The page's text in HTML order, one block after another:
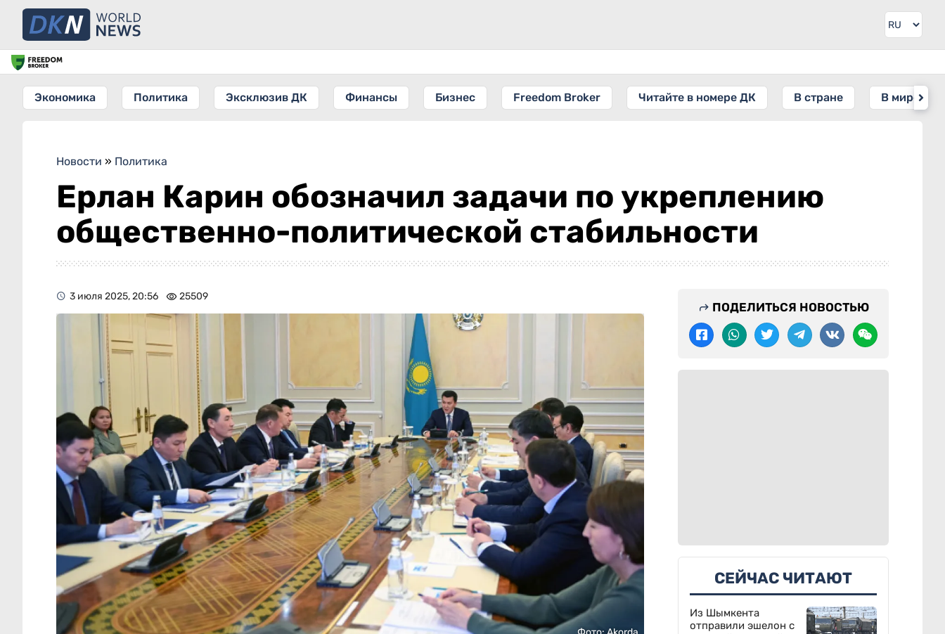
Экономика Политика Эксклюзив ДК Финансы Бизнес Freedom Broker Читайте в номере ДК В стране В мире
Новости » Политика
Ерлан Карин обозначил задачи по укреплению
общественно-политической стабильности
3 июля 2025, 20:56 25509
ПОДЕЛИТЬСЯ НОВОСТЬЮ
СЕЙЧАС ЧИТАЮТ
Из Шымкента
отправили эшелон с